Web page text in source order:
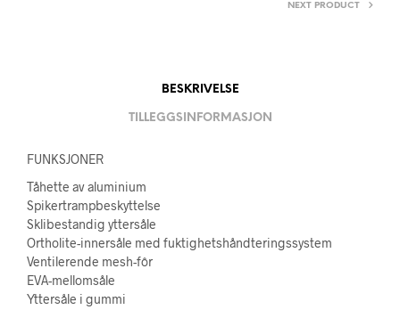
NEXT PRODUCT
BESKRIVELSE
TILLEGGSINFORMASJON
FUNKSJONER
Tåhette av aluminium
Spikertrampbeskyttelse
Sklibestandig yttersåle
Ortholite-innersåle med fuktighetshåndteringssystem
Ventilerende mesh-fôr
EVA-mellomsåle
Yttersåle i gummi